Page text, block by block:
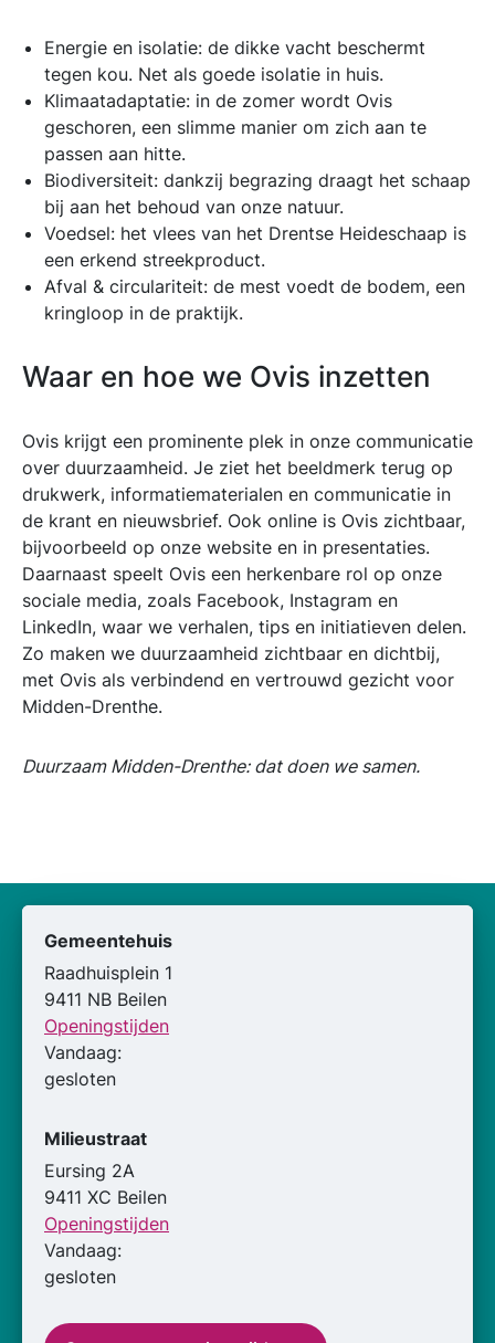
Energie en isolatie: de dikke vacht beschermt
tegen kou. Net als goede isolatie in huis.
Klimaatadaptatie: in de zomer wordt Ovis
geschoren, een slimme manier om zich aan te
passen aan hitte.
Biodiversiteit: dankzij begrazing draagt het schaap
bij aan het behoud van onze natuur.
Voedsel: het vlees van het Drentse Heideschaap is
een erkend streekproduct.
Afval & circulariteit: de mest voedt de bodem, een
kringloop in de praktijk.
Waar en hoe we Ovis inzetten
Ovis krijgt een prominente plek in onze communicatie
over duurzaamheid. Je ziet het beeldmerk terug op
drukwerk, informatiematerialen en communicatie in
de krant en nieuwsbrief. Ook online is Ovis zichtbaar,
bijvoorbeeld op onze website en in presentaties.
Daarnaast speelt Ovis een herkenbare rol op onze
sociale media, zoals Facebook, Instagram en
LinkedIn, waar we verhalen, tips en initiatieven delen.
Zo maken we duurzaamheid zichtbaar en dichtbij,
met Ovis als verbindend en vertrouwd gezicht voor
Midden-Drenthe.
Duurzaam Midden-Drenthe: dat doen we samen.
Gemeentehuis
Raadhuisplein 1
9411 NB Beilen
Openingstijden
Vandaag:
gesloten
Milieustraat
Eursing 2A
9411 XC Beilen
Openingstijden
Vandaag:
gesloten